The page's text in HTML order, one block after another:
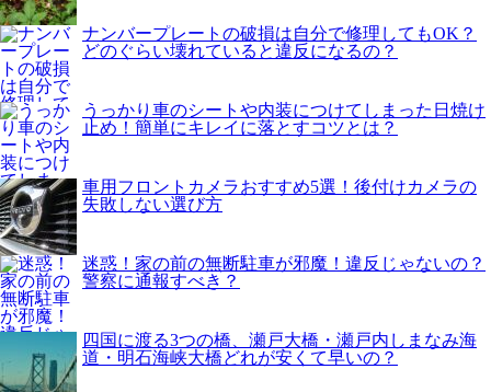
ナンバープレートの破損は自分で修理してもOK？
どのぐらい壊れていると違反になるの？
うっかり車のシートや内装につけてしまった日焼け
止め！簡単にキレイに落とすコツとは？
車用フロントカメラおすすめ5選！後付けカメラの
失敗しない選び方
迷惑！家の前の無断駐車が邪魔！違反じゃないの？
警察に通報すべき？
四国に渡る3つの橋、瀬戸大橋・瀬戸内しまなみ海
道・明石海峡大橋どれが安くて早いの？